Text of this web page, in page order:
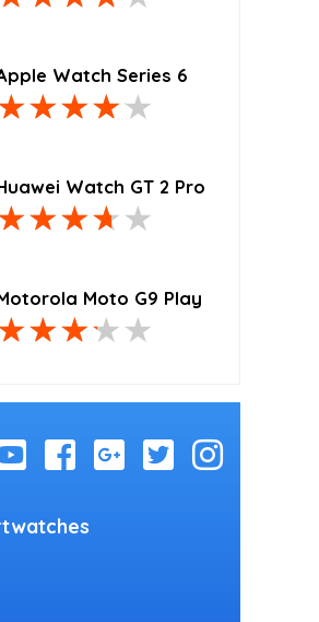
Watch Series 6
Watch GT 2 Pro
Moto G9 Play